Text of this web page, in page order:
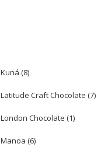
Kuná (8)
Latitude Craft Chocolate (7)
London Chocolate (1)
Manoa (6)